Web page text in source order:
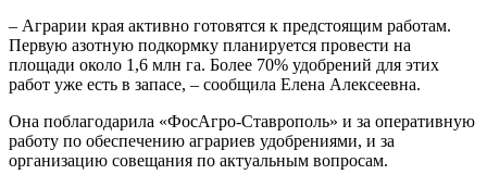
– Аграрии края активно готовятся к предстоящим работам.
Первую азотную подкормку планируется провести на
площади около 1,6 млн га. Более 70% удобрений для этих
работ уже есть в запасе, – сообщила Елена Алексеевна.
Она поблагодарила «ФосАгро-Ставрополь» и за оперативную
работу по обеспечению аграриев удобрениями, и за
организацию совещания по актуальным вопросам.